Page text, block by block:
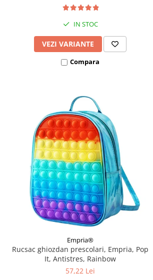
IN STOC
VEZI VARIANTE
Compara
Empria®
Rucsac ghiozdan prescolari, Empria, Pop
It, Antistres, Rainbow
57,22 Lei